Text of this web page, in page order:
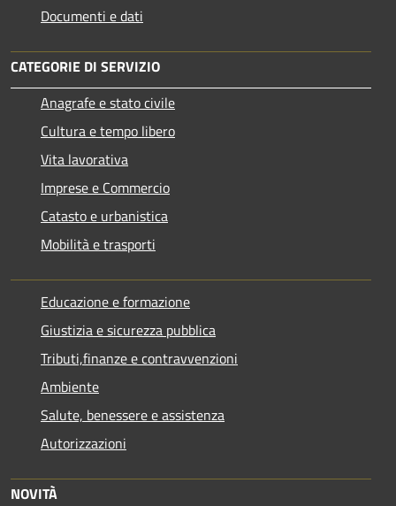
Documenti e dati
CATEGORIE DI SERVIZIO
Anagrafe e stato civile
Cultura e tempo libero
Vita lavorativa
Imprese e Commercio
Catasto e urbanistica
Mobilità e trasporti
Educazione e formazione
Giustizia e sicurezza pubblica
Tributi,finanze e contravvenzioni
Ambiente
Salute, benessere e assistenza
Autorizzazioni
NOVITÀ